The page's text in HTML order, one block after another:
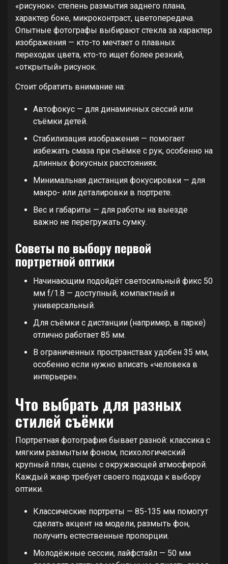
«рисунок»: степень размытия заднего плана,
характер боке, микроконтраст, цветопередача.
Опытные фотографы выбирают стекла за характер
изображения — кто-то мечтает о плавных
переходах цвета, кто-то ищет более резкий,
«открытый» рисунок.
Стоит обратить внимание на:
Автофокус — для динамичных сессий или
съёмки детей.
Стабилизация изображения — помогает
избежать смаза при съёмке с рук, особенно на
длинных фокусных расстояниях.
Минимальная дистанция фокусировки — для
макро- или деталировки в портрете.
Вес и габариты — для работы на выезде
важно не перегружать сумку.
Советы по выбору первой
портретной оптики
Начинающим подойдёт светосильный фикс 50
мм f/1.8 — доступный, компактный и
универсальный.
Для съёмки с дистанции (например, в парке)
отлично работает 85 мм.
В ограниченных пространствах удобен 35 мм,
особенно если нужно вписать «человека в
интерьере».
Что выбрать для разных
стилей съёмки
Портретная фотография бывает разной: классика с
мягким размытым фоном, психологический
крупный план, сцены с окружающей атмосферой.
Каждый жанр требует своего подхода к выбору
оптики.
Классические портреты — 85-135 мм помогут
сделать акцент на модели, размыть фон,
получить естественные пропорции.
Молодёжные сессии, лайфстайл — 50 мм